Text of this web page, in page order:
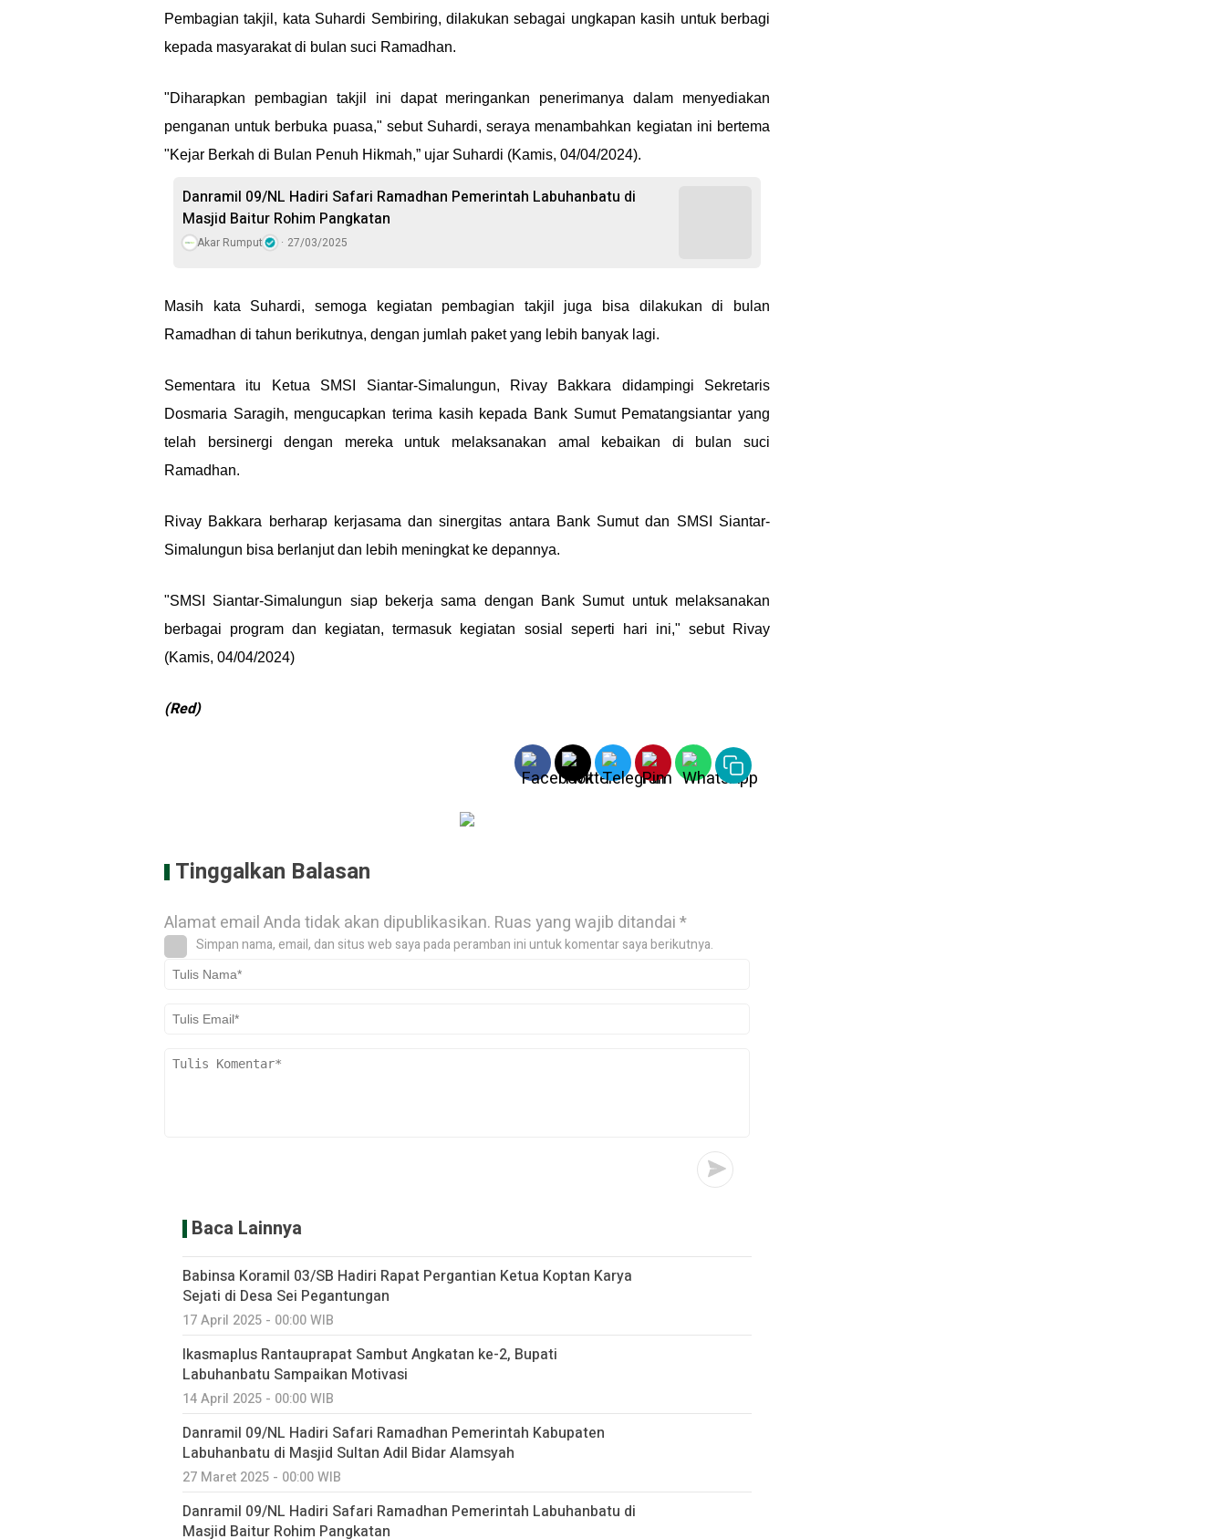
Pembagian takjil, kata Suhardi Sembiring, dilakukan sebagai ungkapan kasih untuk berbagi
kepada masyarakat di bulan suci Ramadhan.
"Diharapkan pembagian takjil ini dapat meringankan penerimanya dalam menyediakan
penganan untuk berbuka puasa," sebut Suhardi, seraya menambahkan kegiatan ini bertema
"Kejar Berkah di Bulan Penuh Hikmah,” ujar Suhardi (Kamis, 04/04/2024).
Danramil 09/NL Hadiri Safari Ramadhan Pemerintah Labuhanbatu di
Masjid Baitur Rohim Pangkatan
Akar Rumput 27/03/2025
Masih kata Suhardi, semoga kegiatan pembagian takjil juga bisa dilakukan di bulan
Ramadhan di tahun berikutnya, dengan jumlah paket yang lebih banyak lagi.
Sementara itu Ketua SMSI Siantar-Simalungun, Rivay Bakkara didampingi Sekretaris
Dosmaria Saragih, mengucapkan terima kasih kepada Bank Sumut Pematangsiantar yang
telah bersinergi dengan mereka untuk melaksanakan amal kebaikan di bulan suci
Ramadhan.
Rivay Bakkara berharap kerjasama dan sinergitas antara Bank Sumut dan SMSI Siantar-
Simalungun bisa berlanjut dan lebih meningkat ke depannya.
"SMSI Siantar-Simalungun siap bekerja sama dengan Bank Sumut untuk melaksanakan
berbagai program dan kegiatan, termasuk kegiatan sosial seperti hari ini," sebut Rivay
(Kamis, 04/04/2024)
(Red)
Tinggalkan Balasan
Alamat email Anda tidak akan dipublikasikan. Ruas yang wajib ditandai*
Simpan nama, email, dan situs web saya pada peramban ini untuk komentar saya berikutnya.
Baca Lainnya
Babinsa Koramil 03/SB Hadiri Rapat Pergantian Ketua Koptan Karya
Sejati di Desa Sei Pegantungan
17 April 2025 - 00:00 WIB
Ikasmaplus Rantauprapat Sambut Angkatan ke-2, Bupati
Labuhanbatu Sampaikan Motivasi
14 April 2025 - 00:00 WIB
Danramil 09/NL Hadiri Safari Ramadhan Pemerintah Kabupaten
Labuhanbatu di Masjid Sultan Adil Bidar Alamsyah
27 Maret 2025 - 00:00 WIB
Danramil 09/NL Hadiri Safari Ramadhan Pemerintah Labuhanbatu di
Masjid Baitur Rohim Pangkatan